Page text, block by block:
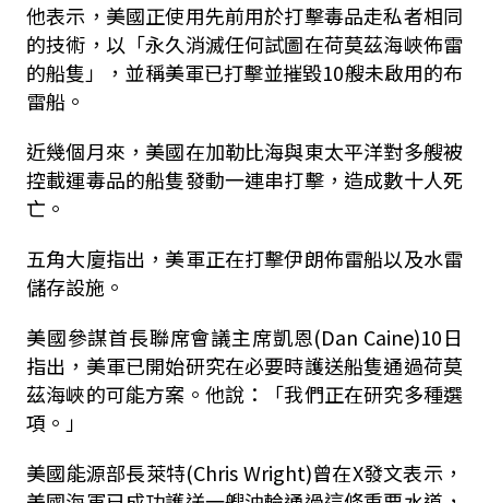
他表示，美國正使用先前用於打擊毒品走私者相同
的技術，以「永久消滅任何試圖在荷莫茲海峽佈雷
的船隻」，並稱美軍已打擊並摧毀10艘未啟用的布
雷船。
近幾個月來，美國在加勒比海與東太平洋對多艘被
控載運毒品的船隻發動一連串打擊，造成數十人死
亡。
五角大廈指出，美軍正在打擊伊朗佈雷船以及水雷
儲存設施。
美國參謀首長聯席會議主席凱恩(Dan Caine)10日
指出，美軍已開始研究在必要時護送船隻通過荷莫
茲海峽的可能方案。他說：「我們正在研究多種選
項。」
美國能源部長萊特(Chris Wright)曾在X發文表示，